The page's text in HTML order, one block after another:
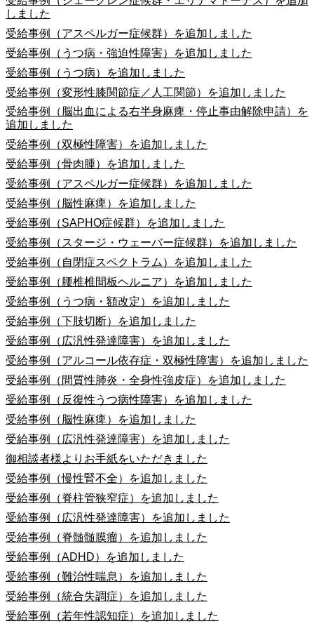
しました
受給事例（アスペルガー症候群）を追加しました
受給事例（うつ病・強迫性障害）を追加しました
受給事例（うつ病）を追加しました
受給事例（変形性膝関節症／人工関節）を追加しました
受給事例（脳出血による右半身麻痺・停止事由解除申請）を
追加しました
受給事例（双極性障害）を追加しました
受給事例（骨肉腫）を追加しました
受給事例（アスペルガー症候群）を追加しました
受給事例（脳性麻痺）を追加しました
受給事例（SAPHO症候群）を追加しました
受給事例（スタージ・ウェーバー症候群）を追加しました
受給事例（自閉症スペクトラム）を追加しました
受給事例（腰椎椎間板ヘルニア）を追加しました
受給事例（うつ病・額改定）を追加しました
受給事例（下肢切断）を追加しました
受給事例（広汎性発達障害）を追加しました
受給事例（アルコール依存症・双極性障害）を追加しました
受給事例（間質性肺炎・全身性強皮症）を追加しました
受給事例（反復性うつ病性障害）を追加しました
受給事例（脳性麻痺）を追加しました
受給事例（広汎性発達障害）を追加しました
御相談者様よりお手紙をいただきました
受給事例（慢性腎不全）を追加しました
受給事例（脊柱管狭窄症）を追加しました
受給事例（広汎性発達障害）を追加しました
受給事例（脊髄髄膜瘤）を追加しました
受給事例（ADHD）を追加しました
受給事例（難治性喘息）を追加しました
受給事例（統合失調症）を追加しました
受給事例（若年性認知症）を追加しました